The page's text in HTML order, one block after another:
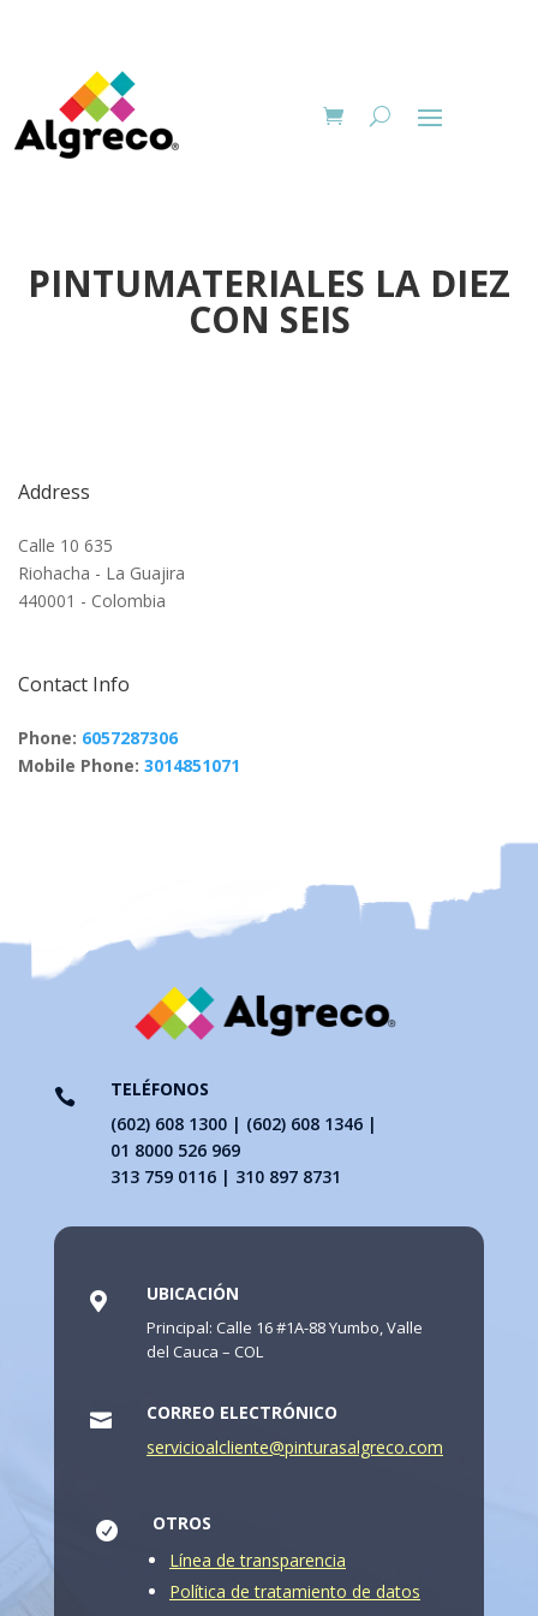
PINTUMATERIALES LA DIEZ
CON SEIS
Address
Calle 10 635
Riohacha - La Guajira
440001 - Colombia
Contact Info
Phone: 6057287306
Mobile Phone: 3014851071

TELÉFONOS
(602) 608 1300 | (602) 608 1346 |
01 8000 526 969
313 759 0116 | 310 897 8731
 UBICACIÓN
Principal: Calle 16 #1A-88 Yumbo, Valle
del Cauca – COL

CORREO ELECTRÓNICO
servicioalcliente@pinturasalgreco.com

OTROS
Línea de transparencia
Política de tratamiento de datos